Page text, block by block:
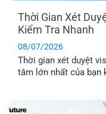
Thời Gian Xét
Kiểm Tra Nhanh
08/07/2026
Thời gian xét duyệt
tâm lớn nhất của bạn
khiến hồ sơ bị kéo [...]